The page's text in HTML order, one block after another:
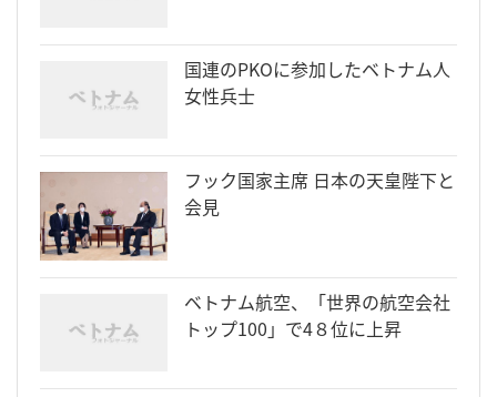
国連のPKOに参加したベトナム人
女性兵士
フック国家主席 日本の天皇陛下と
会見
ベトナム航空、「世界の航空会社
トップ100」で4８位に上昇